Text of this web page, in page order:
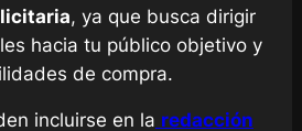
, ya que busca dirigir
hacia tu público objetivo y
de compra.
incluirse en la redacción